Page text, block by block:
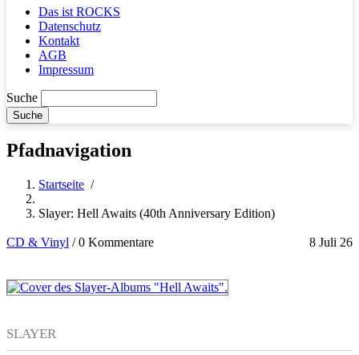
Das ist ROCKS
Datenschutz
Kontakt
AGB
Impressum
Suche
Pfadnavigation
Startseite /
Slayer: Hell Awaits (40th Anniversary Edition)
CD & Vinyl 8 Juli 26
/0 Kommentare
SLAYER